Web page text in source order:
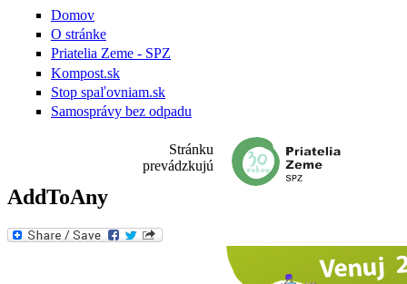
Domov
O stránke
Priatelia Zeme - SPZ
Kompost.sk
Stop spaľovniam.sk
Samosprávy bez odpadu
Stránku
prevádzkujú
AddToAny